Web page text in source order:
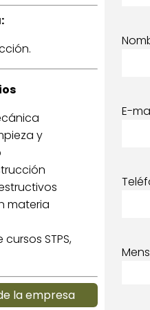
y
materia
STPS,
la empresa
E-